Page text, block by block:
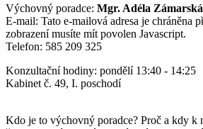
Výchovný poradce: Mgr. Adéla Zámarská
E-mail: Tato e-mailová adresa je chráněna
zobrazení musíte mít povolen Javascript.
Telefon: 585 209 325
Konzultační hodiny: pondělí 13:40 - 14:25
Kabinet č. 49, I. poschodí
Kdo je to výchovný poradce? Proč a kdy k